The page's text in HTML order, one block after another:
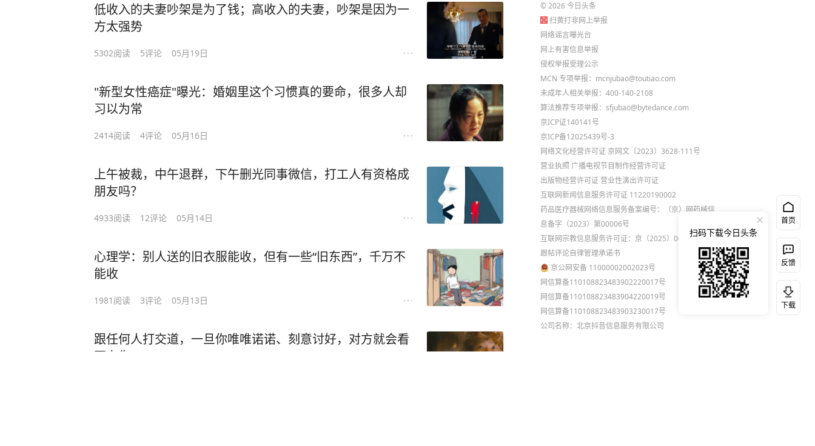
原以为是将要逃离困了自己一辈子的牢笼，可是现在却发现，牢笼
里居然还有人真心地爱着自己。
最无奈最心酸的忏悔。
等有时间了再看；等到孩子长大了再看；等退休了再看……
可实际上，也不是没有钱、也不是没有时间，而是手头上总有比出
去看看追寻自由更重要的事，年轻的时候总是困在爱情和亲情之
以说，你会不会也想起年轻的时候那些没有实现的愿望？
已经完全变成了另一个时代的人，迟来的实现又有什么作用呢？
心理学中有一个“时间贴现理论”，指的是个人对某件事的价值的认
曹先生说：“我女儿性格内向，她第一次离开家，做父母的难免心生
强”。
感。”
“武汉到仙桃才多远？内向成这样还管着，都要更加内向了。”
可也有人说：“孩子的理财能力不是一蹴而就的，这样不会和家里父
母断联，也能慢慢培养独立性，有个过渡期很好的。”
呢？
避免断联，是为人父母的担忧
看着从小在身边长大，吃饭睡觉都没离开过自己眼皮底下的孩子骤
然离家，做父母的怎么可能放得下心来呢？
低收入的夫妻吵架是为了钱；高收入的夫妻，吵架是因为一
方太强势
5302阅读 5评论 05月19日
"新型女性癌症"曝光：婚姻里这个习惯真的要命，很多人却
习以为常
2414阅读 4评论 05月16日
上午被裁，中午退群，下午删光同事微信，打工人有资格成
朋友吗？
4933阅读 12评论 05月14日
心理学：别人送的旧衣服能收，但有一些“旧东西”，千万不
能收
1981 阅读 3评论 05月13日
跟任何人打交道，一旦你唯唯诺诺、刻意讨好，对方就会看
不上你
©2026今日头条
扫黄打非网上举报
网络谣言曝光台
网上有害信息举报
侵权举报受理公示
MCN 专项举报：mcnjubao@toutiao.com
未成年人相关举报：400-140-2108
算法推荐专项举报：sfjubao@bytedance.com
京ICP证140141号
京ICP备12025439号-3
网络文化经营许可证 京网文〔2023〕3628-111号
营业执照 广播电视节目制作经营许可证
出版物经营许可证 营业性演出许可证
互联网新闻信息服务许可证 11220190002
药品医疗器械网络信息服务备案编号：（京）网药械信
息备字（2023）第00006号
互联网宗教信息服务许可证：京（2025）0000021
跟帖评论自律管理承诺书
京公网安备 11000002002023号
网信算备110108823483902220017号
网信算备110108823483904220019号
网信算备110108823483903230017号
公司名称：北京抖音信息服务有限公司
首页
反馈
下载
扫码下载今日头条